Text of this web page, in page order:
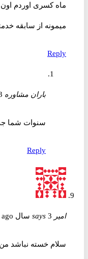
ماه کسری اوردم اون
میمونه از سابقه خدمتم
Reply
باران مشاوره3 سال ago
سنوات شما جد
Reply
امیر says 3 سال ago
سلام خسته نباشد من